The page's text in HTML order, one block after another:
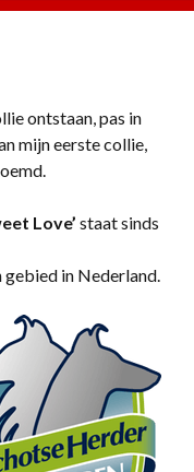
ontstaan, pas in
mijn eerste collie,
Love’ staat sinds
gebied in Nederland.